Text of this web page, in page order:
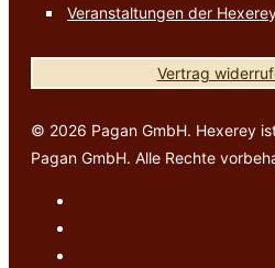
Veranstaltungen der
Vertrag
© 2026 Pagan GmbH. Hexerey
Pagan GmbH. Alle Rechte